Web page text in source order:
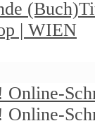
| WIEN